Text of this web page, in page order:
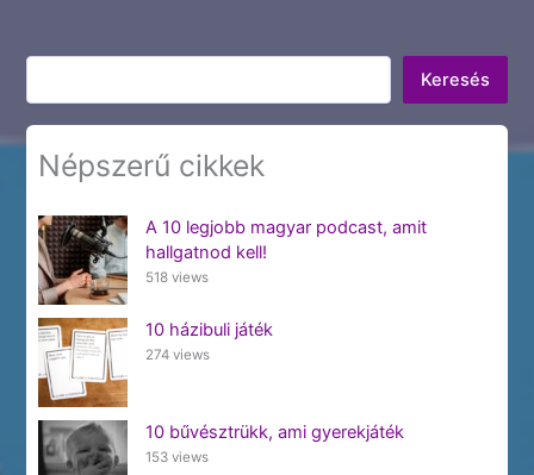
Keresés
Keresés
Népszerű cikkek
A 10 legjobb magyar podcast, amit
hallgatnod kell!
518 views
10 házibuli játék
274 views
10 bűvésztrükk, ami gyerekjáték
153 views